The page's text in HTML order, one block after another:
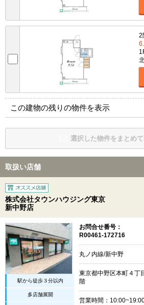
2
この建物の残りの物件を表示
選択した物件をまとめ
取扱い店舗
株式会社タウンハウジング東京
新中野店
駅から徒歩３分以内
多店舗展開
お問合せ番号：
R00461-172716
丸ノ内線/新中野
東京都中野区本町４丁
階
営業時間：